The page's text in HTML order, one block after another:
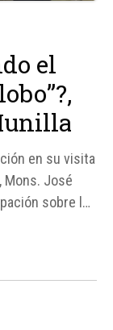
el
en su visita
Mons. José
sobre los